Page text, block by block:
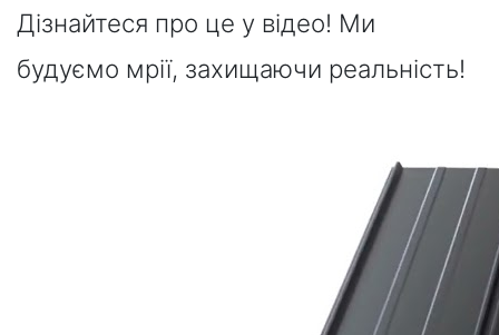
Дізнайтеся про це у відео! Ми
будуємо мрії, захищаючи реальність!